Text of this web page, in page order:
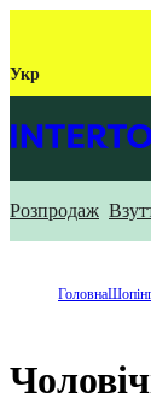
Укр
Розпродаж
Головна